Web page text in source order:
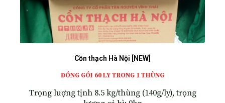
Cồn thạch Hà Nội [NEW]
ĐÓNG GÓI 60 LY TRONG 1 THÙNG
Trọng lượng tịnh 8.5 kg/thùng (140g/ly), trọng